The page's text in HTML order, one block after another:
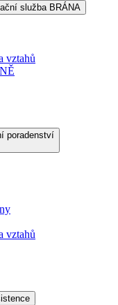
služba BRÁNA
vztahů
poradenství
vztahů